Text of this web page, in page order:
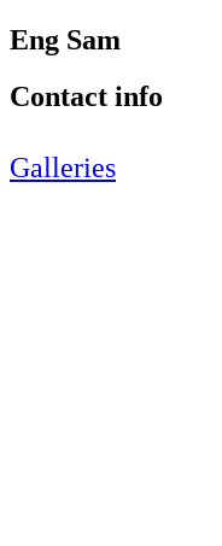
Eng Sam
Contact info
Galleries